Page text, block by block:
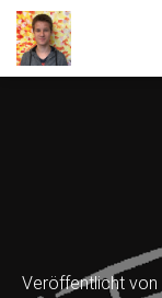
Veröffentlicht von